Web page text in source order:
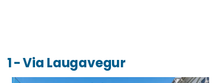
1 - Via Laugavegur